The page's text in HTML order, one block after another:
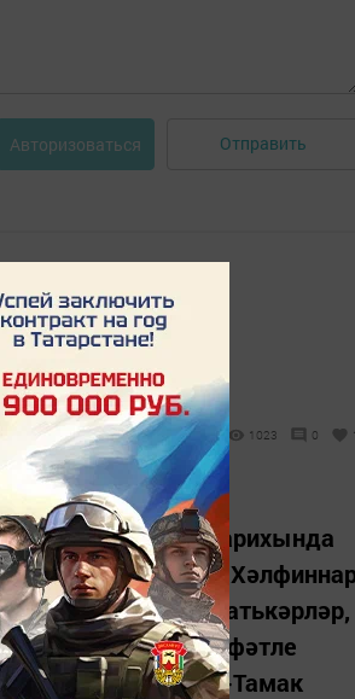
Авторизоваться Отправить
Тамак
1023 0
Татар халкы тарихында
мәгърифәтче
– эре сәнәгатькәрләр,
мәгърифәтле
нәселе Теләнче-Тамак